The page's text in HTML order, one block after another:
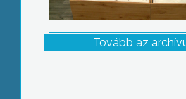
Tovább az